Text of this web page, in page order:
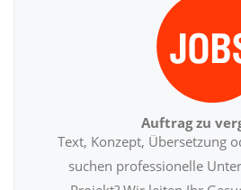
Auftrag zu
Text, Konzept, Übersetzung
suchen professionelle